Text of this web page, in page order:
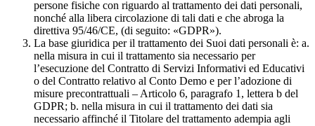
persone fisiche con riguardo al trattamento dei dati personali,
nonché alla libera circolazione di tali dati e che abroga la
direttiva 95/46/CE, (di seguito: «GDPR»).
La base giuridica per il trattamento dei Suoi dati personali è: a.
nella misura in cui il trattamento sia necessario per
l’esecuzione del Contratto di Servizi Informativi ed Educativi
o del Contratto relativo al Conto Demo e per l’adozione di
misure precontrattuali – Articolo 6, paragrafo 1, lettera b del
GDPR; b. nella misura in cui il trattamento dei dati sia
necessario affinché il Titolare del trattamento adempia agli